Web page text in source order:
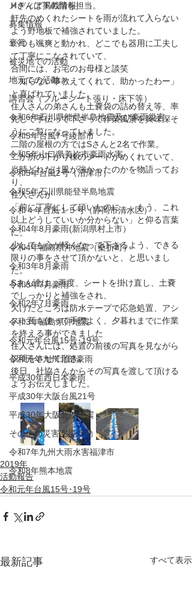
メディア掲載情報
募集情報
褒賞
被災地での活動
地元での活動
講習会（ブルーシート張り・床下等）
令和6年石川県能登半島地震及び豪雨災害
令和5年台風7号綾部市
令和5年山口県美祢市豪雨水害
令和5年台風2号（沼津市）
令和5年石川県能登半島地震
令和４年台風１５号（静岡市清水区）
令和4年8月豪雨(新潟県村上市）
令和4年福島県沖地震（桑折町）
令和3年8月豪雨
令和3年7月豪雨
令和2年7月豪雨
令和3年福島県沖地震
令和元年台風15号･19号
令和元年九州北部豪雨
平成30年西日本豪雨
平成30年大阪台風21号
平成30年大阪北部地震
その他の災害支援活動
令和7年九州大雨水害福津市
令和8年熊本地震
Hさんは下の階を担当。
軒先のめくれたシートを雨が流れて入らない
よう野地板で補強されていました。
いつも颯爽と動かれ、どこでも器用に工夫し
て丁寧にこなされていて、
合間には、お宅のお母様と談笑
「知らない事教えてくれて、助かったわー」
と喜ばれていました。
住人さんの弟さんも土嚢袋の詰め替え等、率
先して手伝って下さって作業風景を興味深そ
うにご覧になっていました。
二階の屋根の方ではSさんと2名で作業。
二か所の下がり棟のシートがめくれていて、
当時どれだけ風が強かったのかを物語ってお
り、
住人さんが
「前に丁寧にして頂いたのに…。もう、これ
以上どうしていいか分からない」と仰る言葉
に、
少しでも心が軽くなって下さるよう、できる
限りの事をさせて頂かないと、と思いまし
た。
Sさん達は、再度、シートを掛け直し、土嚢
でしっかりと補強をされ、
欠けたところは防水テープで応急処置、アシ
スト瓦も使って手際よく、夕暮れまでに作業
を終える事ができました
住人さんには、処置の前後の写真を見ながら
説明をさせて頂き、
後日、社協さんからその写真を渡して頂ける
ようお伝えしました。
2019年
活動報告
令和元年台風15号･19号
最新記事 すべて表示